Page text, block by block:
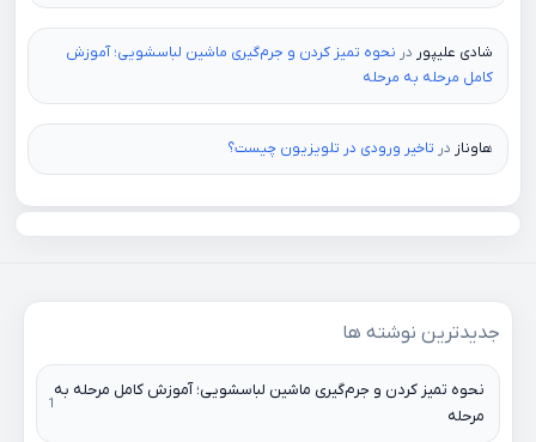
شادی علیپور در نحوه تمیز کردن و جرم‌گیری ماشین لباسشویی؛ آموزش
کامل مرحله به مرحله
هاوناز در تاخیر ورودی در تلویزیون چیست؟
جدیدترین نوشته ها
نحوه تمیز کردن و جرم‌گیری ماشین لباسشویی؛ آموزش کامل مرحله به
مرحله